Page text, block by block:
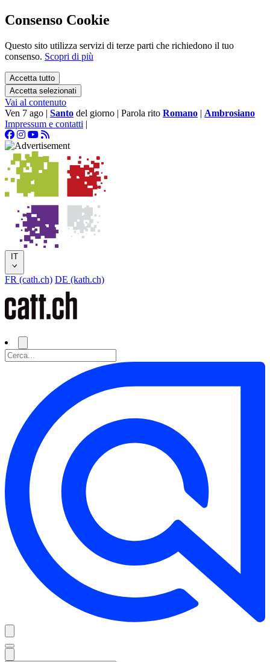
Consenso Cookie
Questo sito utilizza servizi di terze parti che richiedono il tuo
consenso. Scopri di più
Accetta tutto
Accetta selezionati
Vai al contenuto
Ven 7 ago | Santo del giorno | Parola rito Romano | Ambrosiano
Impressum e contatti |
IT
FR (cath.ch) DE (kath.ch)